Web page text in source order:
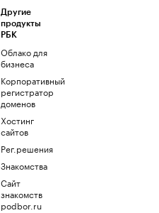
Другие
продукты
РБК
Облако для
бизнеса
Корпоративный
регистратор
доменов
Хостинг
сайтов
Рег.решения
Знакомства
Сайт
знакомств
podbor.ru